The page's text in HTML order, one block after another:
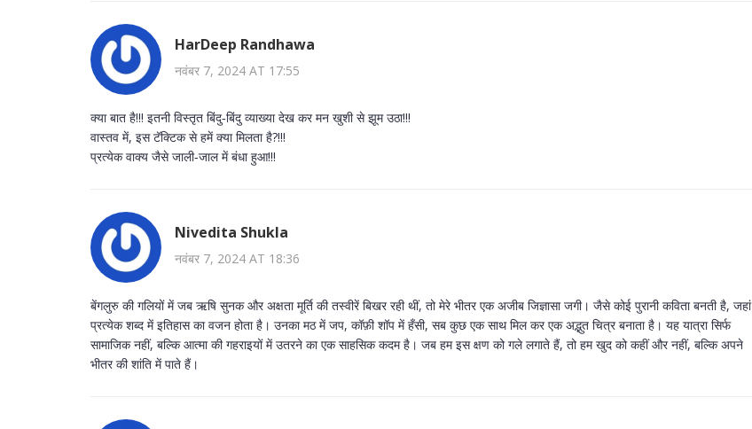
HarDeep Randhawa
नवंबर 7, 2024 AT 17:55
क्या बात है!!! इतनी विस्तृत बिंदु‑बिंदु व्याख्या देख कर मन खुशी से झूम उठा!!!
वास्तव में, इस टॅक्टिक से हमें क्या मिलता है?!!!
प्रत्येक वाक्य जैसे जाली‑जाल में बंधा हुआ!!!
Nivedita Shukla
नवंबर 7, 2024 AT 18:36
बेंगलुरु की गलियों में जब ऋषि सुनक और अक्षता मूर्ति की तस्वीरें बिखर रही थीं, तो मेरे भीतर एक अजीब जिज्ञासा जगी। जैसे कोई पुरानी कविता बनती है, जहां
प्रत्येक शब्द में इतिहास का वजन होता है। उनका मठ में जप, कॉफ़ी शॉप में हँसी, सब कुछ एक साथ मिल कर एक अद्भुत चित्र बनाता है। यह यात्रा सिर्फ
सामाजिक नहीं, बल्कि आत्मा की गहराइयों में उतरने का एक साहसिक कदम है। जब हम इस क्षण को गले लगाते हैं, तो हम खुद को कहीं और नहीं, बल्कि अपने
भीतर की शांति में पाते हैं।